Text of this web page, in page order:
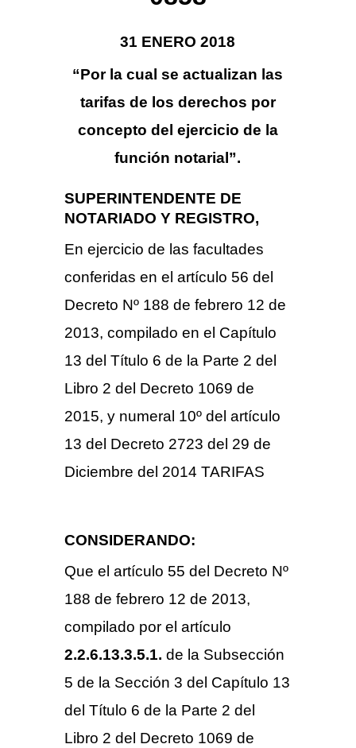
31 ENERO 2018
“Por la cual se actualizan las
tarifas de los derechos por
concepto del ejercicio de la
función notarial”.
SUPERINTENDENTE DE
NOTARIADO Y REGISTRO,
En ejercicio de las facultades
conferidas en el artículo 56 del
Decreto Nº 188 de febrero 12 de
2013, compilado en el Capítulo
13 del Título 6 de la Parte 2 del
Libro 2 del Decreto 1069 de
2015, y numeral 10º del artículo
13 del Decreto 2723 del 29 de
Diciembre del 2014 TARIFAS
CONSIDERANDO:
Que el artículo 55 del Decreto Nº
188 de febrero 12 de 2013,
compilado por el artículo
2.2.6.13.3.5.1. de la Subsección
5 de la Sección 3 del Capítulo 13
del Título 6 de la Parte 2 del
Libro 2 del Decreto 1069 de